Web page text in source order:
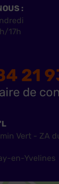
:
17h
21
de
Vert - ZA
en-Yvelines